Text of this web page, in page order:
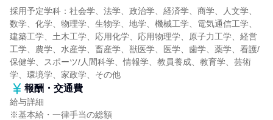
採用予定学科：社会学、法学、政治学、経済学、商学、人文学、
数学、化学、物理学、生物学、地学、機械工学、電気通信工学、
建築工学、土木工学、応用化学、応用物理学、原子力工学、経営
工学、農学、水産学、畜産学、獣医学、医学、歯学、薬学、看護/
保健学、スポーツ/人間科学、情報学、教員養成、教育学、芸術
学、環境学、家政学、その他
報酬・交通費
給与詳細
※基本給・一律手当の総額